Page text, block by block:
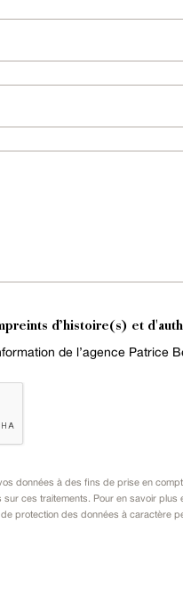
d’histoire(s) et
de l’agence Patrice
données à des fins de prise en
ces traitements. Pour en savoir plus
protection des données à caractère